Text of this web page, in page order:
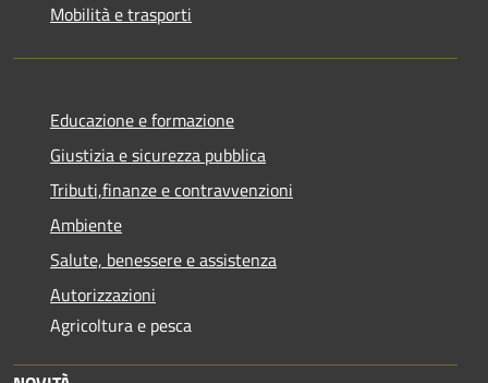
Mobilità e trasporti
Educazione e formazione
Giustizia e sicurezza pubblica
Tributi,finanze e contravvenzioni
Ambiente
Salute, benessere e assistenza
Autorizzazioni
Agricoltura e pesca